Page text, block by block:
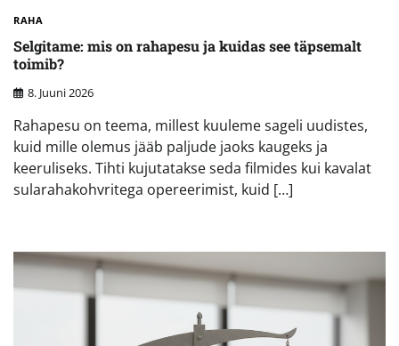
RAHA
Selgitame: mis on rahapesu ja kuidas see täpsemalt
toimib?
8. Juuni 2026
Rahapesu on teema, millest kuuleme sageli uudistes,
kuid mille olemus jääb paljude jaoks kaugeks ja
keeruliseks. Tihti kujutatakse seda filmides kui kavalat
sularahakohvritega opereerimist, kuid […]